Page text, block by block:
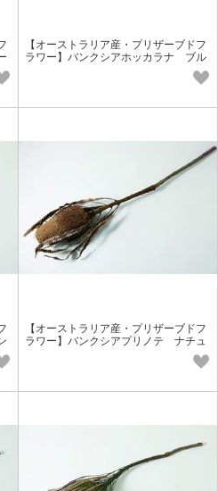
【オーストラリア産・プリザーブドフ
ラワー】バンクシアホッカラナ ブル
【オーストラリア産・プリザーブドフ
ラワー】バンクシアプリノテ ナチュ